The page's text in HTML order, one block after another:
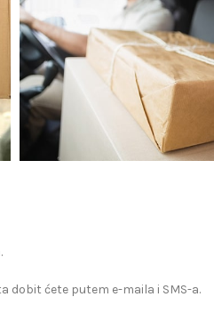
dobit ćete putem e-maila i SMS-a.